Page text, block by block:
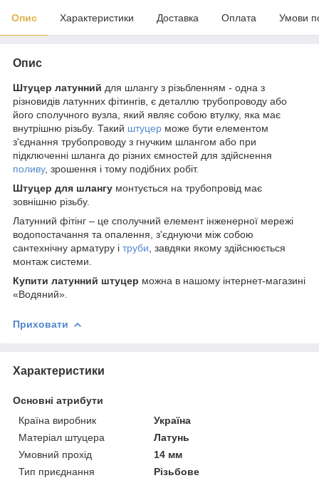
Опис Характеристики Доставка Оплата Умови
Опис
Штуцер латунний для шлангу з різьбленням - одна з
різновидів латунних фітингів, є деталлю трубопроводу або
його сполучного вузла, який являє собою втулку, яка має
внутрішню різьбу. Такий штуцер може бути елементом
з'єднання трубопроводу з гнучким шлангом або при
підключенні шланга до різних ємностей для здійснення
поливу, зрошення і тому подібних робіт.
Штуцер для шлангу монтується на трубопровід має
зовнішню різьбу.
Латунний фітінг – це сполучний елемент інженерної мережі
водопостачання та опалення, з'єднуючи між собою
сантехнічну арматуру і труби , завдяки якому здійснюється
монтаж системи.
Купити латунний штуцер можна в нашому інтернет-магазині
«Водяний».
Приховати
Характеристики
Основні атрибути
Країна виробник
Україна
Матеріал штуцера
Латунь
Умовний прохід
14 мм
Тип приєднання
Різьбове